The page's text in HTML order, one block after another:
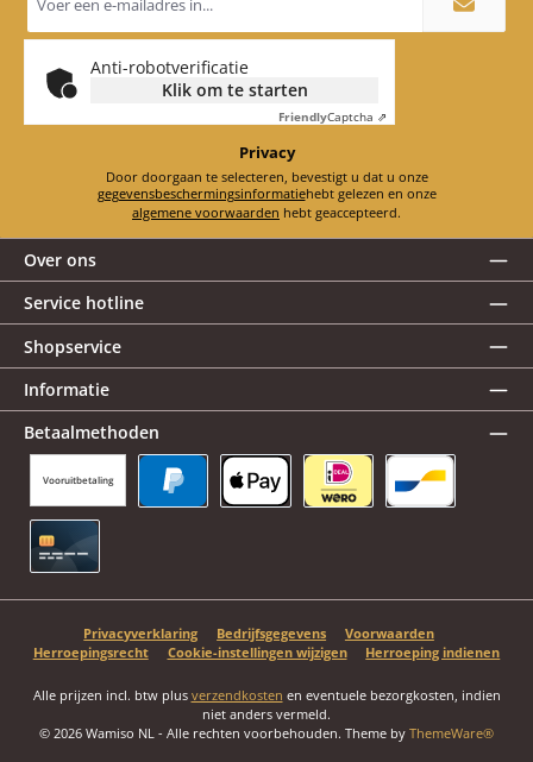
mailadres
Anti-robotverificatie
Klik om te starten
FriendlyCaptcha ⇗
Privacy
Door doorgaan te selecteren, bevestigt u dat u onze
gegevensbeschermingsinformatie
hebt gelezen en onze
algemene voorwaarden hebt geaccepteerd.
Over ons
Service hotline
Shopservice
Informatie
Betaalmethoden
Vooruitbetaling
Privacyverklaring Bedrijfsgegevens
Voorwaarden
Herroepingsrecht
Cookie-instellingen wijzigen Herroeping indienen
Alle prijzen incl. btw plus verzendkosten en eventuele bezorgkosten, indien
niet anders vermeld.
© 2026 Wamiso NL - Alle rechten voorbehouden. Theme by ThemeWare®